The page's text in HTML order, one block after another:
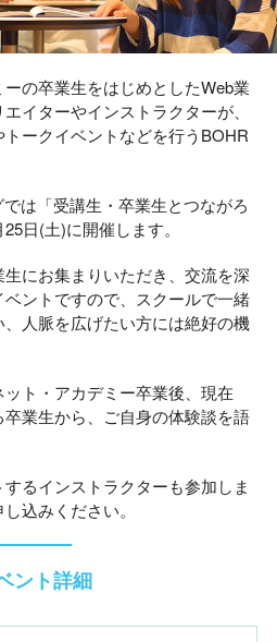
の卒業生をはじめとしたWeb業
イターやインストラクターが、
ークイベントなどを行うBOHR
は「受講生・卒業生とつながろ
日(土)に開催します。
にお集まりいただき、交流を深
ントですので、スクールで一緒
人脈を広げたい方には絶好の機
ト・アカデミー卒業後、現在
業生から、ご自身の体験談を語
るインストラクターも参加しま
込みください。
ント詳細